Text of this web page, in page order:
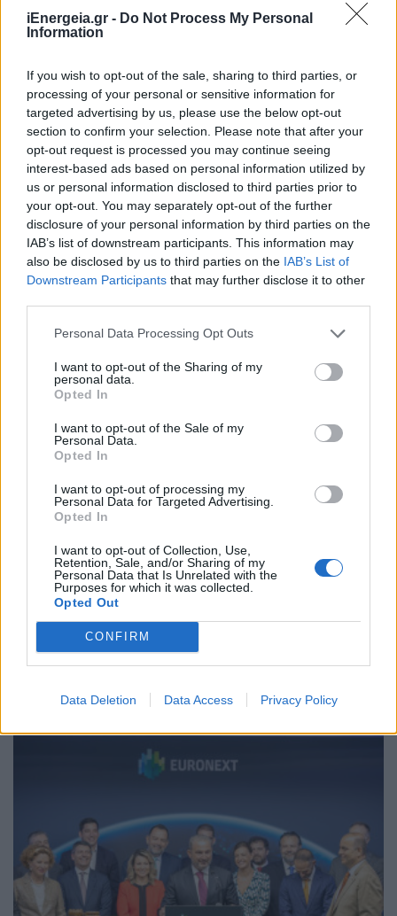
iEnergeia.gr - Do Not Process My Personal
Information
If you wish to opt-out of the sale, sharing to third parties, or
processing of your personal or sensitive information for
targeted advertising by us, please use the below opt-out
section to confirm your selection. Please note that after your
opt-out request is processed you may continue seeing
interest-based ads based on personal information utilized by
us or personal information disclosed to third parties prior to
your opt-out. You may separately opt-out of the further
disclosure of your personal information by third parties on the
IAB’s list of downstream participants. This information may
also be disclosed by us to third parties on the IAB’s List of
Downstream Participants that may further disclose it to other
Personal Data Processing Opt Outs
I want to opt-out of the Sharing of my
personal data.
Opted In
I want to opt-out of the Sale of my
Personal Data.
Opted In
I want to opt-out of processing my
Personal Data for Targeted Advertising.
Opted In
I want to opt-out of Collection, Use,
Retention, Sale, and/or Sharing of my
Personal Data that Is Unrelated with the
Purposes for which it was collected.
Opted Out
CONFIRM
Data Deletion Data Access Privacy Policy
ΑΒΑΞ: Ιστορικά υψηλά με τζίρο –
ευρώ το α’ εξάμηνο του 2025
25 Σεπτεμβρίου 2025
Έναρξη Διαπραγμάτευσης Νέου
Ομολογιακού Δανείου της ΓΕΚ ΤΕΡΝΑ
01 Οκτωβρίου 2025
ΣΧΕΤΙΚΑ ΑΡΘΡΑ
ΧΡΗΣΤΙΚΑ
Όμιλος AKTOR: Εξαγορά του 75% των
εταιρειών ΗΛΕΚΤΩΡ και THALIS στο πλαίσιο
στρατηγικής συνεργασίας με τον Όμιλο
ΜΟΤΟΡ ΟΪΛ
06/08/2026 - 09:41